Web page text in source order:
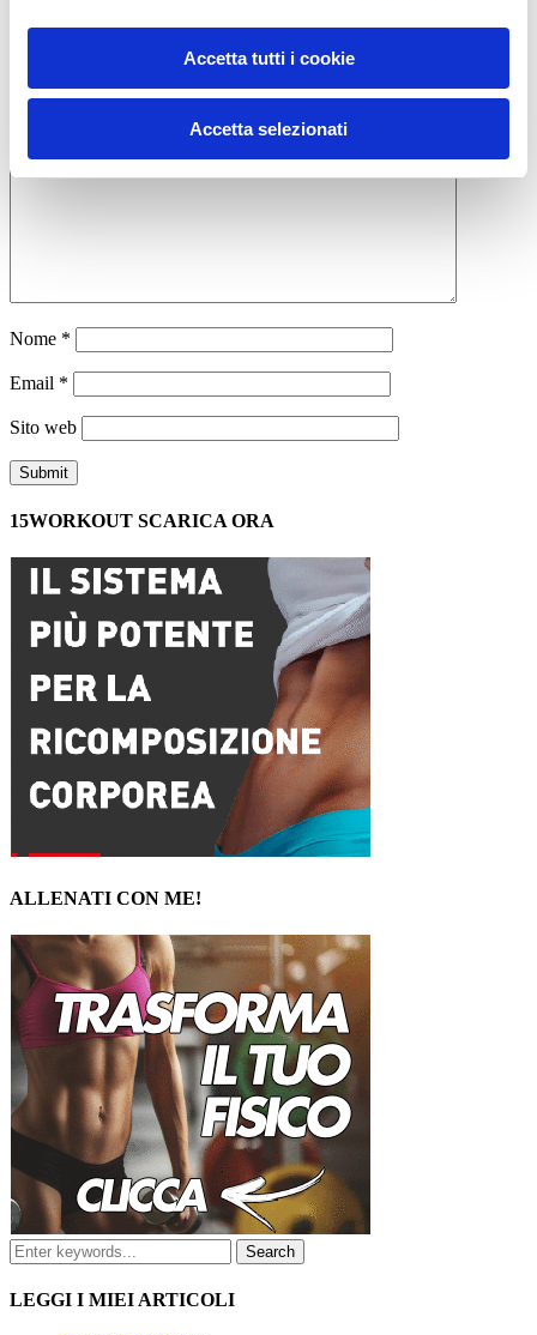
Accetta tutti i cookie
Accetta selezionati
Allenamento Calisthenics Corpo Libero
workout
ADD COMMENT
Nome *
Email *
Sito web
15WORKOUT SCARICA ORA
ALLENATI CON ME!
LEGGI I MIEI ARTICOLI